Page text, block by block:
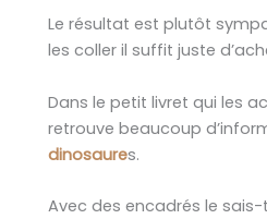
Le résultat est plutôt
les coller il suffit juste
Dans le petit livret qui les
retrouve beaucoup
dinosaures.
Avec des encadrés le